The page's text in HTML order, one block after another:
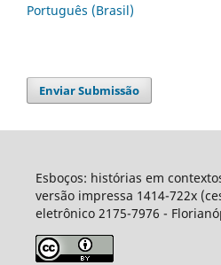
Português (Brasil)
Enviar Submissão
Esboços: histórias em
versão impressa 1414-722x
eletrônico 2175-7976 -